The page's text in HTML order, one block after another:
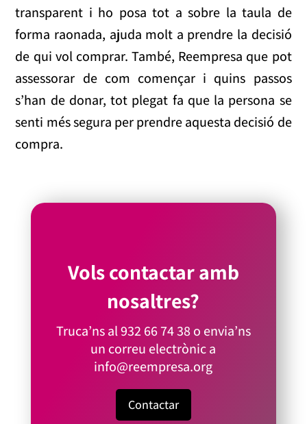
transparent i ho posa tot a sobre la taula de
forma raonada, ajuda molt a prendre la decisió
de qui vol comprar. També, Reempresa que pot
assessorar de com començar i quins passos
s’han de donar, tot plegat fa que la persona se
senti més segura per prendre aquesta decisió de
compra.
Vols contactar amb
nosaltres?
Truca’ns al932 66 74 38o envia’ns
un correu electrònic a
info@reempresa.org
Contactar